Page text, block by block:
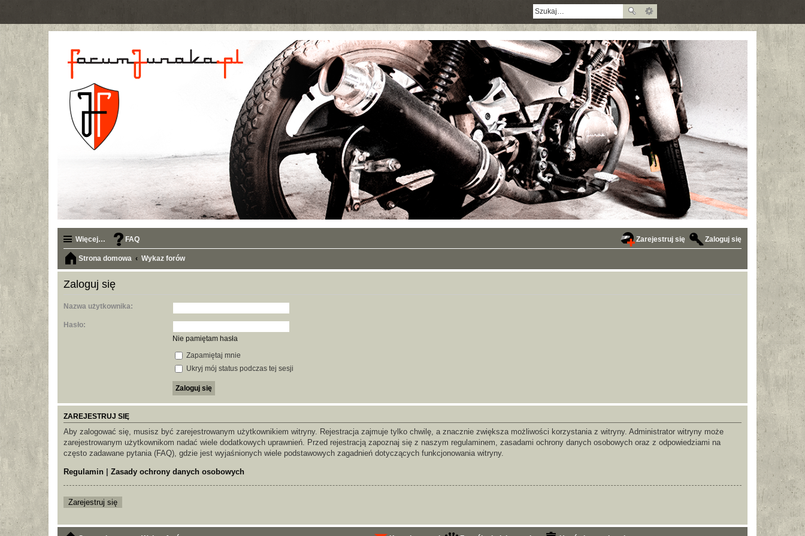
Więcej… FAQ Zaloguj się
Zarejestruj się
Strona domowa Wykaz forów
Zaloguj się
Nazwa użytkownika:
Hasło:
Nie pamiętam hasła
Zapamiętaj mnie
Ukryj mój status podczas tej sesji
ZAREJESTRUJ SIĘ
Aby zalogować się, musisz być zarejestrowanym użytkownikiem witryny. Rejestracja zajmuje tylko chwilę, a znacznie zwiększa możliwości korzystania z witryny. Administrator witryny może
zarejestrowanym użytkownikom nadać wiele dodatkowych uprawnień. Przed rejestracją zapoznaj się z naszym regulaminem, zasadami ochrony danych osobowych oraz z odpowiedziami na
często zadawane pytania (FAQ), gdzie jest wyjaśnionych wiele podstawowych zagadnień dotyczących funkcjonowania witryny.
Regulamin Zasady ochrony danych osobowych
Zarejestruj się